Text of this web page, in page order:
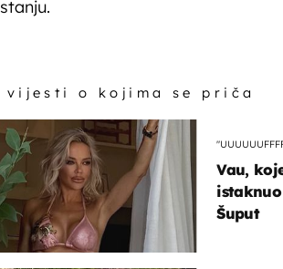
stanju.
vijesti o kojima se priča
Vau,
Šuput